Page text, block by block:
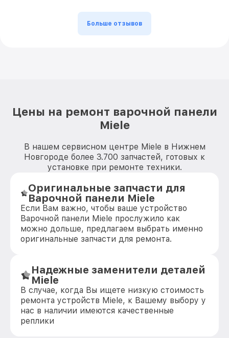
Больше отзывов
Цены на ремонт варочной панели
Miele
В нашем сервисном центре Miele в Нижнем
Новгороде более 3.700 запчастей, готовых к
установке при ремонте техники.
Оригинальные запчасти для
Варочной панели Miele
Если Вам важно, чтобы ваше устройство
Варочной панели Miele прослужило как
можно дольше, предлагаем выбрать именно
оригинальные запчасти для ремонта.
Надежные заменители деталей
Miele
В случае, когда Вы ищете низкую стоимость
ремонта устройств Miele, к Вашему выбору у
нас в наличии имеются качественные
реплики